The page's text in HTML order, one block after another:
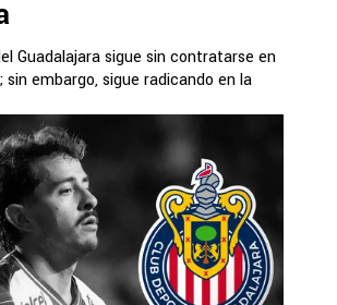
Guadalajara sigue sin contratarse en
sin embargo, sigue radicando en la